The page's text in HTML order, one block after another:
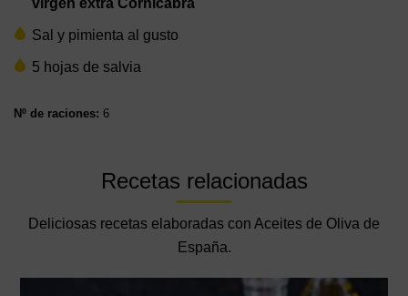
Sal y pimienta al gusto
5 hojas de salvia
Nº de raciones: 6
Recetas relacionadas
Deliciosas recetas elaboradas con Aceites de Oliva de
España.